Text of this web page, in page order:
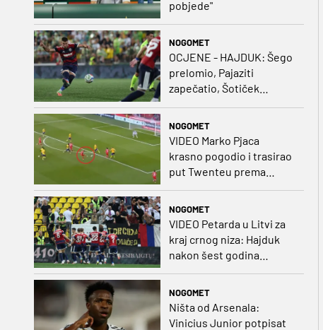
pobjede"
NOGOMET
OCJENE - HAJDUK: Šego
prelomio, Pajaziti
zapečatio, Šotiček
NOGOMET
VIDEO Marko Pjaca
krasno pogodio i trasirao
put Twenteu prema
važnoj pobjedi
NOGOMET
VIDEO Petarda u Litvi za
kraj crnog niza: Hajduk
nakon šest godina
NOGOMET
Ništa od Arsenala:
Vinicius Junior potpisat